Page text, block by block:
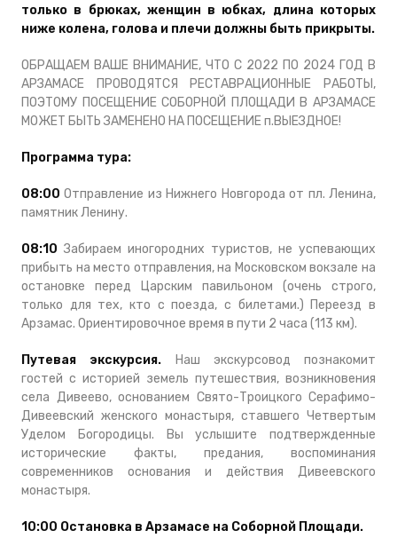
только в брюках, женщин в юбках, длина которых
ниже колена, голова и плечи должны быть прикрыты.
ОБРАЩАЕМ ВАШЕ ВНИМАНИЕ, ЧТО С 2022 ПО 2024 ГОД В
АРЗАМАСЕ ПРОВОДЯТСЯ РЕСТАВРАЦИОННЫЕ РАБОТЫ,
ПОЭТОМУ ПОСЕЩЕНИЕ СОБОРНОЙ ПЛОЩАДИ В АРЗАМАСЕ
МОЖЕТ БЫТЬ ЗАМЕНЕНО НА ПОСЕЩЕНИЕ п.ВЫЕЗДНОЕ!
Программа тура:
08:00 Отправление из Нижнего Новгорода от пл. Ленина,
памятник Ленину.
08:10 Забираем иногородних туристов, не успевающих
прибыть на место отправления, на Московском вокзале на
остановке перед Царским павильоном (очень строго,
только для тех, кто с поезда, с билетами.) Переезд в
Арзамас. Ориентировочное время в пути 2 часа (113 км).
Путевая экскурсия. Наш экскурсовод познакомит
гостей с историей земель путешествия, возникновения
села Дивеево, основанием Свято-Троицкого Серафимо-
Дивеевский женского монастыря, ставшего Четвертым
Уделом Богородицы. Вы услышите подтвержденные
исторические факты, предания, воспоминания
современников основания и действия Дивеевского
монастыря.
10:00 Остановка в Арзамасе на Соборной Площади.